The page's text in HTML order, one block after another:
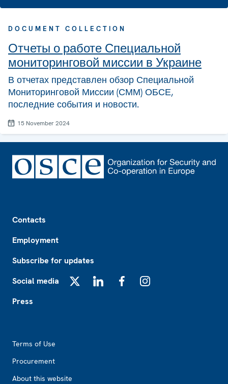
DOCUMENT COLLECTION
Отчеты о работе Специальной
мониторинговой миссии в Украине
В отчетах представлен обзор Специальной
Мониторинговой Миссии (СММ) ОБСЕ,
последние события и новости.
15 November 2024
Contacts
Employment
Subscribe for updates
Social media
Press
Terms of Use
Procurement
About this website